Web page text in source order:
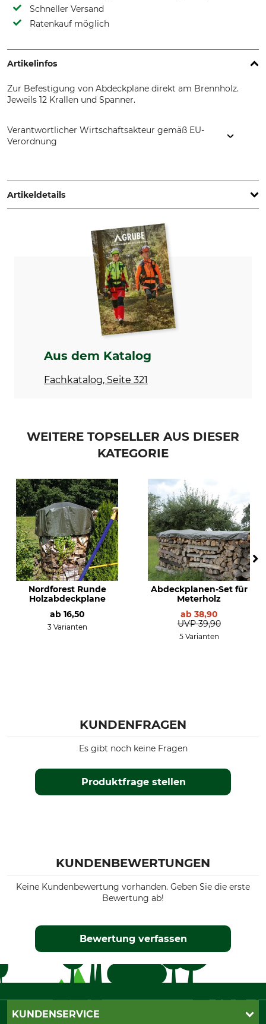
Schneller Versand
Ratenkauf möglich
Artikelinfos
Zur Befestigung von Abdeckplane direkt am Brennholz.
Jeweils 12 Krallen und Spanner.
Verantwortlicher Wirtschaftsakteur gemäß EU-
Verordnung
Reutlingen, Germany, www.logsafe.de
Artikeldetails
Herstellung
Made in Germany
Aus dem Katalog
Fachkatalog, Seite 321
WEITERE TOPSELLER AUS DIESER
KATEGORIE
Nordforest Runde
Holzabdeckplane
ab 16,50
3 Varianten
Abdeckplanen-Set für
Meterholz
ab 38,90
UVP 39,90
5 Varianten
KUNDENFRAGEN
Produktfrage stellen
Es gibt noch keine Fragen
KUNDENBEWERTUNGEN
Keine Kundenbewertung vorhanden. Geben Sie die erste
Bewertung ab!
Bewertung verfassen
KUNDENSERVICE